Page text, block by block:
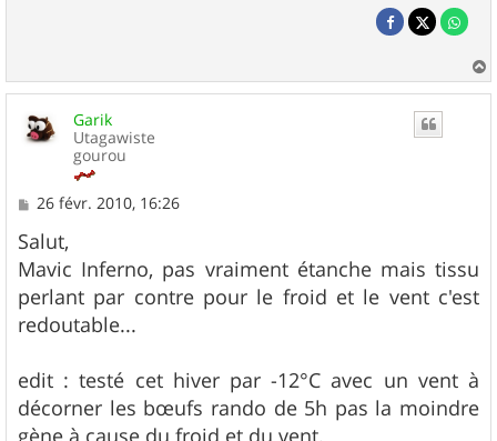
a
Garik
Utagawiste
gourou
M
s
s
a
g
e
26 févr. 2010, 16:26
Salut,
Mavic Inferno, pas vraiment étanche mais tissu
perlant par contre pour le froid et le vent c'est
redoutable...
edit : testé cet hiver par -12°C avec un vent à
décorner les bœufs rando de 5h pas la moindre
gène à cause du froid et du vent.